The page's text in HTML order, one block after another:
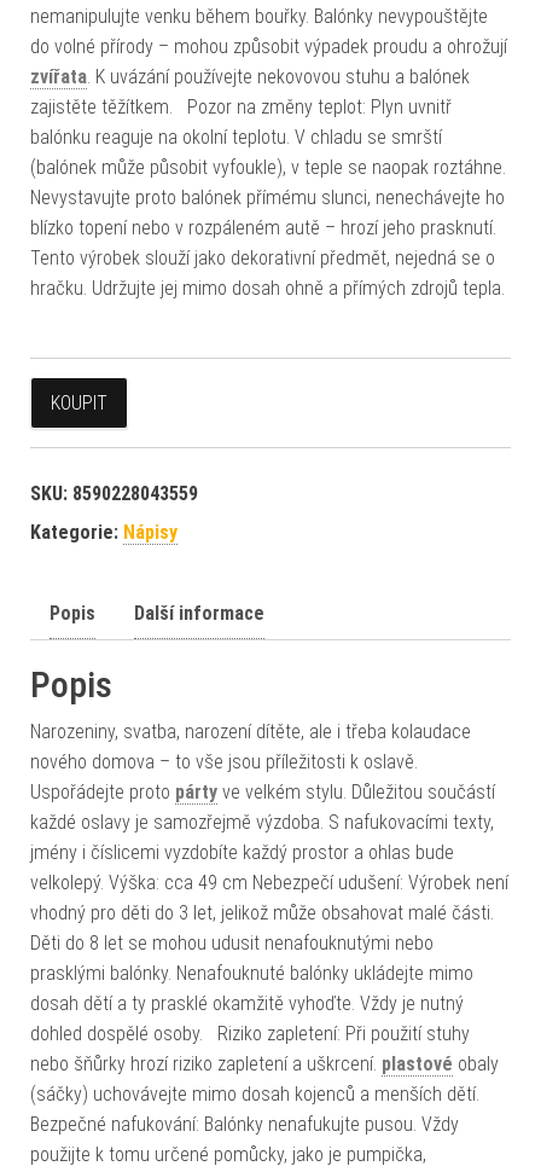
nemanipulujte venku během bouřky. Balónky nevypouštějte
do volné přírody – mohou způsobit výpadek proudu a ohrožují
zvířata. K uvázání používejte nekovovou stuhu a balónek
zajistěte těžítkem. Pozor na změny teplot: Plyn uvnitř
balónku reaguje na okolní teplotu. V chladu se smrští
(balónek může působit vyfoukle), v teple se naopak roztáhne.
Nevystavujte proto balónek přímému slunci, nenechávejte ho
blízko topení nebo v rozpáleném autě – hrozí jeho prasknutí.
Tento výrobek slouží jako dekorativní předmět, nejedná se o
hračku. Udržujte jej mimo dosah ohně a přímých zdrojů tepla.
KOUPIT
SKU: 8590228043559
Kategorie: Nápisy
Popis Další informace
Popis
Narozeniny, svatba, narození dítěte, ale i třeba kolaudace
nového domova – to vše jsou příležitosti k oslavě.
Uspořádejte proto párty ve velkém stylu. Důležitou součástí
každé oslavy je samozřejmě výzdoba. S nafukovacími texty,
jmény i číslicemi vyzdobíte každý prostor a ohlas bude
velkolepý. Výška: cca 49 cm Nebezpečí udušení: Výrobek není
vhodný pro děti do 3 let, jelikož může obsahovat malé části.
Děti do 8 let se mohou udusit nenafouknutými nebo
prasklými balónky. Nenafouknuté balónky ukládejte mimo
dosah dětí a ty prasklé okamžitě vyhoďte. Vždy je nutný
dohled dospělé osoby. Riziko zapletení: Při použití stuhy
nebo šňůrky hrozí riziko zapletení a uškrcení. plastové obaly
(sáčky) uchovávejte mimo dosah kojenců a menších dětí.
Bezpečné nafukování: Balónky nenafukujte pusou. Vždy
použijte k tomu určené pomůcky, jako je pumpička,